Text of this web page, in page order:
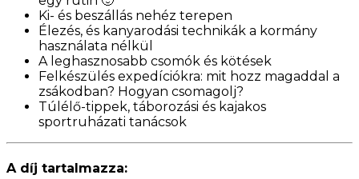
Ki- és beszállás nehéz terepen
Élezés, és kanyarodási technikák a kormány
használata nélkül
A leghasznosabb csomók és kötések
Felkészülés expedíciókra: mit hozz magaddal a
zsákodban? Hogyan csomagolj?
Túlélő-tippek, táborozási és kajakos
sportruházati tanácsok
A díj tartalmazza: